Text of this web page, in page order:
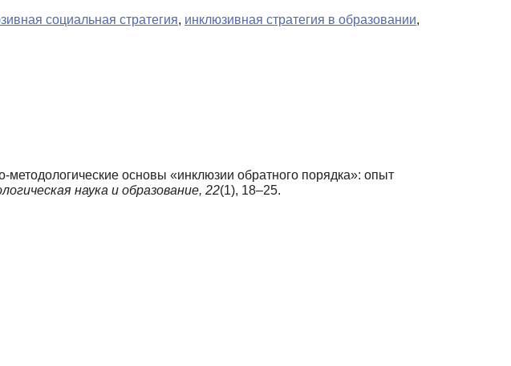
социальная стратегия, инклюзивная стратегия в образовании,
основы «инклюзии обратного порядка»: опыт
наука и образование, 22(1), 18–25.